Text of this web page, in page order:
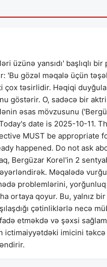
üzünə yansıdı' başlıqlı
'Bu gözəl məqalə üçün
təsirlidir. Həqiqi
göstərir. O, sadəcə bir
əsas mövzusunu
Today's date is 2025-10-
MUST be appropriate
happened. Do not ask
Bergüzar Korel'in 2
Məqalədə
problemlərini,
ortaya qoyur. Bu, yalnız
çətinliklərlə necə
etməkdə və şəxsi
ictimaiyyətdəki imicini təkcə